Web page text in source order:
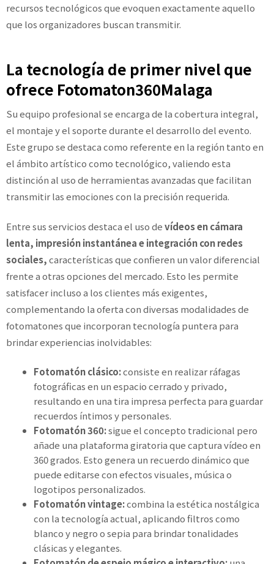
recursos tecnológicos que evoquen exactamente aquello
que los organizadores buscan transmitir.
La tecnología de primer nivel que
ofrece Fotomaton360Malaga
Su equipo profesional se encarga de la cobertura integral,
el montaje y el soporte durante el desarrollo del evento.
Este grupo se destaca como referente en la región tanto en
el ámbito artístico como tecnológico, valiendo esta
distinción al uso de herramientas avanzadas que facilitan
transmitir las emociones con la precisión requerida.
Entre sus servicios destaca el uso devídeos en cámara
lenta, impresión instantánea e integración con redes
sociales,características que confieren un valor diferencial
frente a otras opciones del mercado. Esto les permite
satisfacer incluso a los clientes más exigentes,
complementando la oferta con diversas modalidades de
fotomatones que incorporan tecnología puntera para
brindar experiencias inolvidables:
Fotomatón clásico:consiste en realizar ráfagas
fotográficas en un espacio cerrado y privado,
resultando en una tira impresa perfecta para guardar
recuerdos íntimos y personales.
Fotomatón 360:sigue el concepto tradicional pero
añade una plataforma giratoria que captura vídeo en
360 grados. Esto genera un recuerdo dinámico que
puede editarse con efectos visuales, música o
logotipos personalizados.
Fotomatón vintage:combina la estética nostálgica
con la tecnología actual, aplicando filtros como
blanco y negro o sepia para brindar tonalidades
clásicas y elegantes.